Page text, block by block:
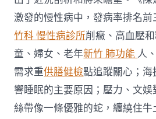
激發的慢性病中，發病率排名前
竹科 慢性病診所削癥、高血壓
童、婦女、老年新竹 肺功能 人
需求重供膳健檢點追蹤關心；
響睡眠的主要原因；壓力、文
絲帶像一條優雅的蛇，纏繞住牛